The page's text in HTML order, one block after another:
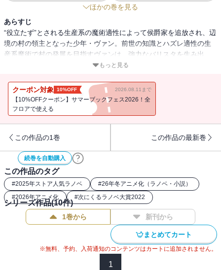
ほかの巻を見る
あらすじ
“役立たず”とされる生産系の魔術適性によって侯爵家を追放され、辺
境の村の領主となった少年・ヴァン。前世の知識とハズレ適性の生
産系魔術で村の発展を目指すヴァンは、強力なバリスタを生み出
し、緑森竜の討伐に成功した。わずか８歳にもかかわらず、短期間
そんな前代未聞の功績を、ヴァンと同盟関係にあるパナメラ子爵が
国王へ報告し、叙爵を進言したことで事態は動き出す。ヴァンへ大
いに興味を示した国王が、予告もなく来村し――!?さらに、村の近く
ァンの元へ不穏な知らせがもたらされる。それは、隣国・イェリネ
ッタ王国が戦争を仕掛けてくるというもので――!?追放された幼い転
生貴族による、お気楽領地運営ファンタジー、第２幕！
もっと見る
クーポン対象 10%OFF 2026.08.11まで
【10%OFFクーポン】サマーブックフェス2026！全
フロアで使える
この作品の1巻 この作品の最新巻
続巻を自動購入
この作品のタグ
#2025年ストア人気ラノベ #26年冬アニメ化（ラノベ・小説）
#2026年アニメ化 #次にくるラノベ大賞2022
シリーズ作品(10件)
1巻から 新刊から
まとめてカート
※無料、予約、入荷通知のコンテンツはカートに追加されません。
1